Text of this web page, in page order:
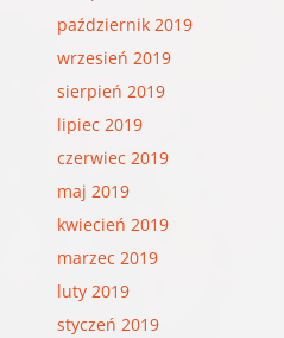
październik 2019
wrzesień 2019
sierpień 2019
lipiec 2019
czerwiec 2019
maj 2019
kwiecień 2019
marzec 2019
luty 2019
styczeń 2019